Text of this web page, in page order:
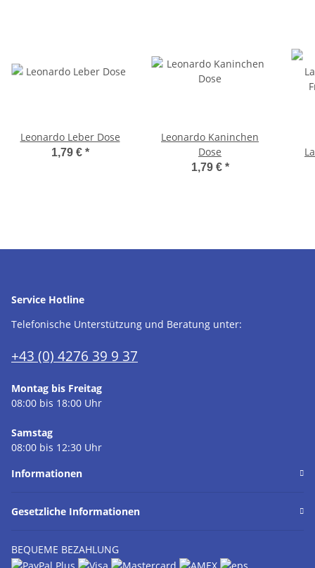
Leonardo Leber Dose
1,79 € *
Leonardo Kaninchen
Dose
1,79 € *
Service Hotline
Telefonische Unterstützung und Beratung unter:
+43 (0) 4276 39 9 37
Montag bis Freitag
08:00 bis 18:00 Uhr
Samstag
08:00 bis 12:30 Uhr
Informationen
Gesetzliche Informationen
BEQUEME BEZAHLUNG